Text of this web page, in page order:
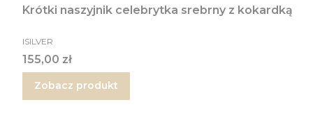
Krótki naszyjnik celebrytka srebrny z kokardką
PRODUCENT
ISILVER
Cena
155,00 zł
Zobacz produkt